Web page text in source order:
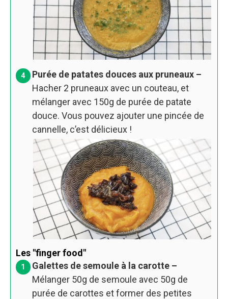
Purée de patates douces aux pruneaux –
Hacher 2 pruneaux avec un couteau, et
mélanger avec 150g de purée de patate
douce. Vous pouvez ajouter une pincée de
cannelle, c’est délicieux !
Les "finger food"
Galettes de semoule à la carotte –
Mélanger 50g de semoule avec 50g de
purée de carottes et former des petites